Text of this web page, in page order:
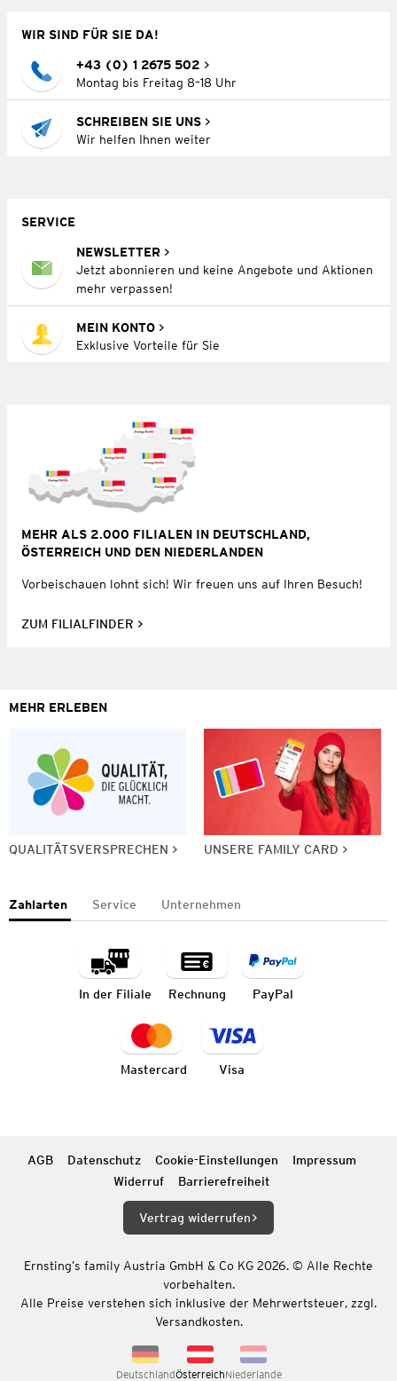
WIR SIND FÜR SIE DA!
+43 (0) 1 2675 502
Montag bis Freitag 8–18 Uhr
SCHREIBEN SIE UNS
Wir helfen Ihnen weiter
SERVICE
NEWSLETTER
Jetzt abonnieren und keine Angebote und Aktionen
mehr verpassen!
MEIN KONTO
Exklusive Vorteile für Sie
MEHR ALS 2.000 FILIALEN IN DEUTSCHLAND,
ÖSTERREICH UND DEN NIEDERLANDEN
Vorbeischauen lohnt sich! Wir freuen uns auf Ihren Besuch!
ZUM FILIALFINDER
MEHR ERLEBEN
QUALITÄTSVERSPRECHEN UNSERE FAMILY CARD
Zahlarten Service Unternehmen
In der Filiale Rechnung PayPal
Mastercard Visa
AGB Datenschutz Cookie-Einstellungen
Impressum
Widerruf
Barrierefreiheit
Vertrag widerrufen
Ernsting’s family Austria GmbH & Co KG 2026. © Alle Rechte
vorbehalten.
Alle Preise verstehen sich inklusive der Mehrwertsteuer, zzgl.
Versandkosten.
DeutschlandÖsterreichNiederlande